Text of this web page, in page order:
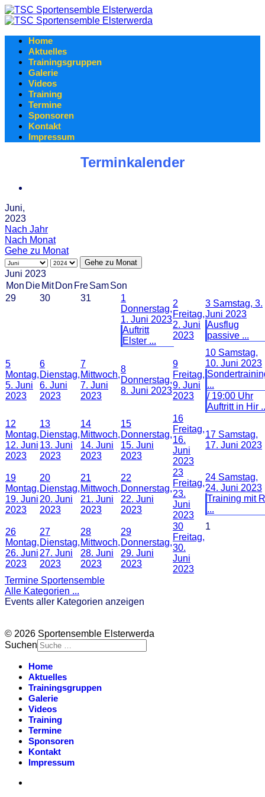
Home
Aktuelles
Trainingsgruppen
Galerie
Videos
Training
Termine
Sponsoren
Kontakt
Impressum
Terminkalender
Juni,
2023
Nach Jahr
Nach Monat
Gehe zu Monat
Gehe zu Monat
Juni 2023
Mon Die Mit Don FreSamSon
29
30 31
1
Donnerstag,
1. Juni 2023
Auftritt
Elster ...
2
Freitag,
2. Juni
2023
3 Samstag, 3.
Juni 2023
Ausflug
passive ...
5
Montag,
5. Juni
2023
6
Dienstag,
6. Juni
2023
7
Mittwoch,
7. Juni
2023
8
Donnerstag,
8. Juni 2023
9
Freitag,
9. Juni
2023
10 Samstag,
10. Juni 2023
...
/ 19:00 Uhr
Auftritt in Hir
12
Montag,
12. Juni
2023
13
Dienstag,
13. Juni
2023
14
Mittwoch,
14. Juni
2023
15
Donnerstag,
15. Juni
2023
16
Freitag,
16.
Juni
2023
17 Samstag,
17. Juni 2023
19
Montag,
19. Juni
2023
20
Dienstag,
20. Juni
2023
21
Mittwoch,
21. Juni
2023
22
Donnerstag,
22. Juni
2023
23
Freitag,
23.
Juni
2023
24 Samstag,
24. Juni 2023
Training mit
...
26
Montag,
26. Juni
2023
27
Dienstag,
27. Juni
2023
28
Mittwoch,
28. Juni
2023
29
Donnerstag,
29. Juni
2023
30
Freitag,
30.
Juni
2023
1
Termine Sportensemble
Alle Kategorien ...
Events aller Kategorien anzeigen
© 2026 Sportensemble Elsterwerda
Suchen
Home
Aktuelles
Trainingsgruppen
Galerie
Videos
Training
Termine
Sponsoren
Kontakt
Impressum